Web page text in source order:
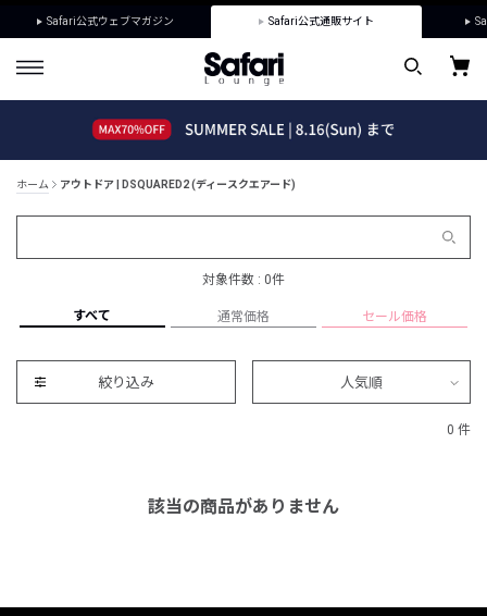
Safari公式ウェブマガジン Safari公式通販サイト
ホーム アウトドア | DSQUARED2 (ディースクエアード)
対象件数 : 0件
すべて 通常価格 セール価格
絞り込み 人気順
0 件
該当の商品がありません